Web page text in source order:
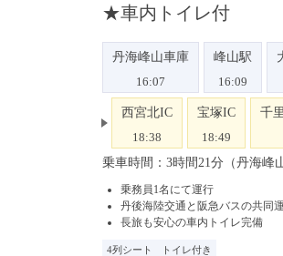
★車内トイレ付
丹海峰山車庫
16:07
峰山駅
16:09
西宮北IC
18:38
宝塚IC
18:49
千
乗車時間：3時間21分（丹海峰
4列シート トイレ付き
乗務員1名にて運行
丹後海陸交通と阪急バスの共同
長旅も安心の車内トイレ完備